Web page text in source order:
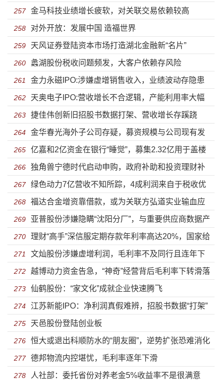
账款飙升至2.5亿
257 金马科技业绩增长疲软，对关联交易依赖较高
258 对外开放：发展中国 造福世界
259 天风证券登陆资本市场打造湖北金融新“名片”
260 蠡湖股份税收问题频发，大客户依赖存风险
261 金力永磁IPO:涉嫌虚增销售收入，业绩波动存隐患
262 天奥电子IPO:营收增长不合逻辑，产能利用率大幅
下滑
263 捷佳伟创新旧招股书数据打架、营收增长存蹊跷
264 金华春光海外子公司存疑，募资规模与公司现有发
展水平不匹配
265 亿嘉和2亿资金在银行“睡觉”，募集2.32亿用于盖楼
266 独角兽宁德时代启动申购，政府补助和投资理财补
贴利润下滑
267 绿色动力7亿营收不知所踪，4成利润来自于税收优
惠
268 福达合金增资靠借款，或为关联方弘道实业输血应
对银行追责
269 亚普股份涉嫌隐瞒“沈阳分厂”，与重要供应商数据产
生“分歧”
270 理财“高手”深信服定期存款年利率高达20%，国家给
予大量税收优惠却不思“回报”
271 文灿股份涉嫌虚增利润，毛利率不及同行且连年下
滑
272 越博动力资金告急，“神奇”经营背后毛利率下转滑落
273 仙鹤股份：“家文化”成就企业快速腾飞
274 江苏新能IPO：净利润真假难辨，招股书数据“打架”
严重
275 天邑股份登陆创业板
276 恒大或退出科顺防水的“朋友圈”，逆势扩张恐难消化
277 德邦物流内控堪忧，毛利率逐年下滑
278 人社部：委托省份对养老金5%收益率不是很满意